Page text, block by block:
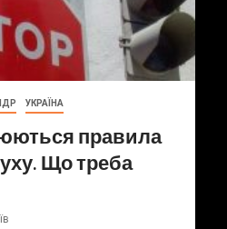
УКРАЇНА
правила
Що треба